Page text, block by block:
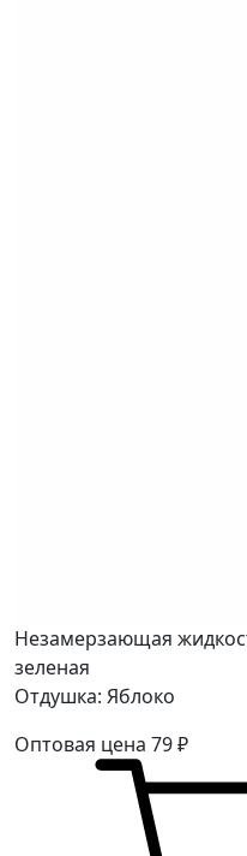
Незамерзающая
зеленая
Отдушка: Яблоко
Оптовая цена 79₽